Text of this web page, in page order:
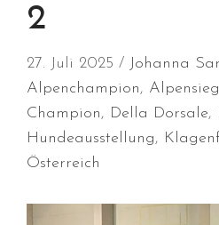
2
27. Juli 2025 Johanna
Alpenchampion,
Champion, Della Dorsale,
Hundeausstellung,
Österreich